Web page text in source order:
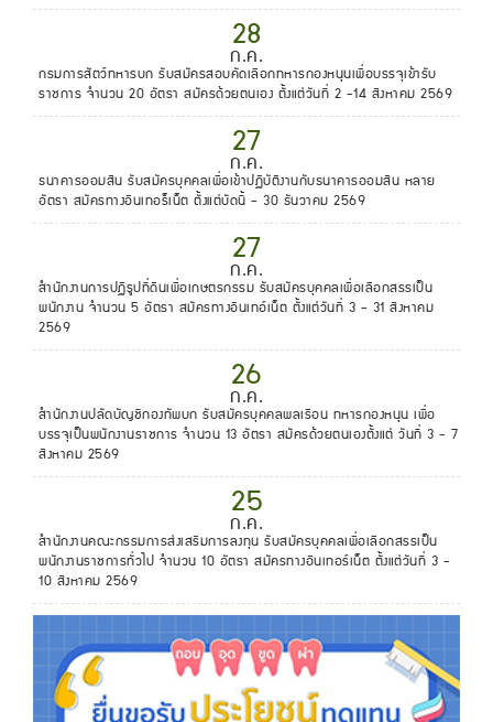
28
ก.ค.
กรมการสัตว์ทหารบก รับสมัครสอบคัดเลือกทหารกองหนุนเพื่อบรรจุเข้ารับ
ราชการ จำนวน 20 อัตรา สมัครด้วยตนเอง ตั้งแต่วันที่ 2 -14 สิงหาคม 2569
27
ก.ค.
ธนาคารออมสิน รับสมัครบุคคลเพื่อเข้าปฏิบัติงานกับธนาคารออมสิน หลาย
อัตรา สมัครทางอินเทอร็เน็ต ตั้งแต่บัดนี้ - 30 ธันวาคม 2569
27
ก.ค.
สำนักงานการปฏิรูปที่ดินเพื่อเกษตรกรรม รับสมัครบุคคลเพื่อเลือกสรรเป็น
พนักงาน จำนวน 5 อัตรา สมัครทางอินเทอ์เน็ต ตั้งแต่วันที่ 3 - 31 สิงหาคม
2569
26
ก.ค.
สำนักงานปลัดบัญชีกองทัพบก รับสมัครบุคคลพลเรือน ทหารกองหนุน เพื่อ
บรรจุเป็นพนักงานราชการ จำนวน 13 อัตรา สมัครด้วยตนเองตั้งแต่ วันที่ 3 - 7
สิงหาคม 2569
25
ก.ค.
สำนักงานคณะกรรมการส่งเสริมการลงทุน รับสมัครบุคคลเพื่อเลือกสรรเป็น
พนักงานราชการทั่วไป จำนวน 10 อัตรา สมัครทางอินเทอร์เน็ต ตั้งแต่วันที่ 3 -
10 สิงหาคม 2569